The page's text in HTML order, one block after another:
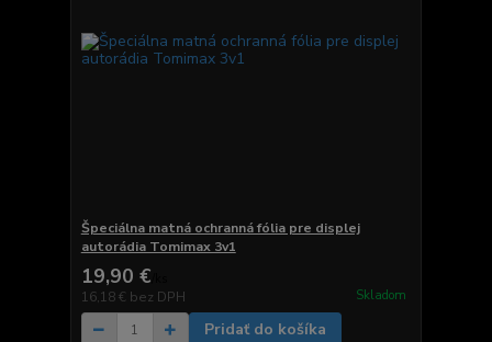
Špeciálna matná ochranná fólia pre displej
autorádia Tomimax 3v1
19,90 €
16,18 € bez DPH Skladom
Pridať do košíka